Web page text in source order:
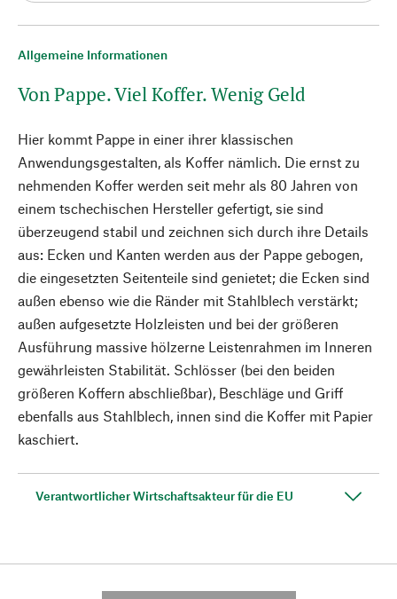
Allgemeine Informationen
Von Pappe. Viel Koffer. Wenig Geld
Hier kommt Pappe in einer ihrer klassischen
Anwendungsgestalten, als Koffer nämlich. Die ernst zu
nehmenden Koffer werden seit mehr als 80 Jahren von
einem tschechischen Hersteller gefertigt, sie sind
überzeugend stabil und zeichnen sich durch ihre Details
aus: Ecken und Kanten werden aus der Pappe gebogen,
die eingesetzten Seitenteile sind genietet; die Ecken sind
außen ebenso wie die Ränder mit Stahlblech verstärkt;
außen aufgesetzte Holzleisten und bei der größeren
Ausführung massive hölzerne Leistenrahmen im Inneren
gewährleisten Stabilität. Schlösser (bei den beiden
größeren Koffern abschließbar), Beschläge und Griff
ebenfalls aus Stahlblech, innen sind die Koffer mit Papier
kaschiert.
Verantwortlicher Wirtschaftsakteur für die EU